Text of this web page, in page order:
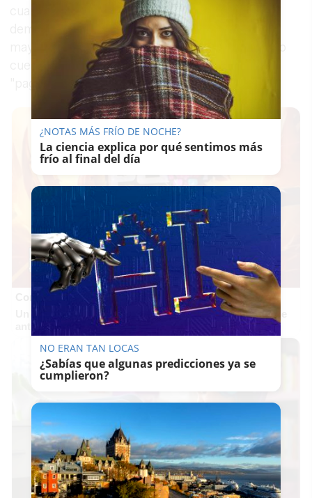
cuando la generación renovable supera a la
demanda. Es decir, en términos de mercado
mayorista, consumir luz en esa franja no solo no
cuesta nada: técnicamente el sistema estaría
"pagando" por dar salida a la energía sobrante.
Corepunk MMORPG
Un verdadero MMORPG de la vieja escuela ¡Cómo los de
antes, pero mejor!
¿NOTAS MÁS FRÍO DE NOCHE?
La ciencia explica por qué sentimos más
frío al final del día
NO ERAN TAN LOCAS
¿Sabías que algunas predicciones ya se
cumplieron?